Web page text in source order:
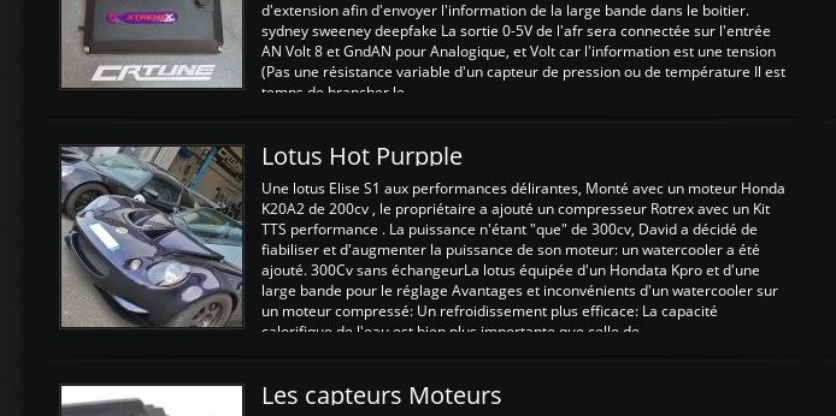
d'extension afin d'envoyer l'information de la large bande dans le boitier.
sydney sweeney deepfake La sortie 0-5V de l'afr sera connectée sur l'entrée
AN Volt 8 et GndAN pour Analogique, et Volt car l'information est une tension
(Pas une résistance variable d'un capteur de pression ou de température Il est
temps de brancher le ...
Lotus Hot Purpple
Une lotus Elise S1 aux performances délirantes, Monté avec un moteur Honda
K20A2 de 200cv , le propriétaire a ajouté un compresseur Rotrex avec un Kit
TTS performance . La puissance n'étant "que" de 300cv, David a décidé de
fiabiliser et d'augmenter la puissance de son moteur: un watercooler a été
ajouté. 300Cv sans échangeurLa lotus équipée d'un Hondata Kpro et d'une
large bande pour le réglage Avantages et inconvénients d'un watercooler sur
un moteur compressé: Un refroidissement plus efficace: La capacité
calorifique de l'eau est bien plus importante que celle de ...
Les capteurs Moteurs